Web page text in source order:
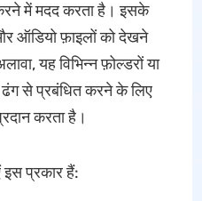
में मदद करता है। इसके
ऑडियो फ़ाइलों को देखने
यह विभिन्न फ़ोल्डरों या
ढंग से प्रबंधित करने के लिए
करता है।
इस प्रकार हैं: